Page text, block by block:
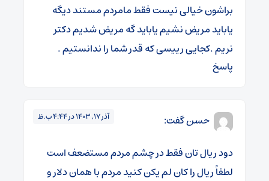
براشون خیالی نیست فقط مامردم مستند دیگه
یاباید مریض نشیم یاباید گه مریض شدیم دکتر
نریم .کجایی رییسی که قدر شما را ندانستیم .
پاسخ
حسنگفت: آذر 17, 1403 در 4:44 ب.ظ
دود ریال تان فقط در چشم مردم مستضعف است
لطفاً ریال را کان لم یکن کنید مردم با همان دلار و